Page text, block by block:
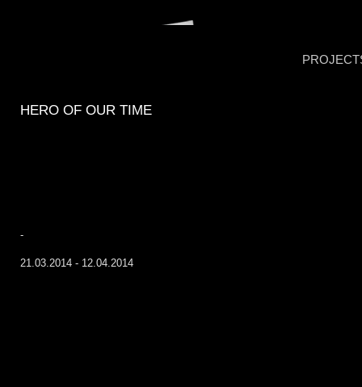
HERO OF OUR TIME
-
21.03.2014 - 12.04.2014